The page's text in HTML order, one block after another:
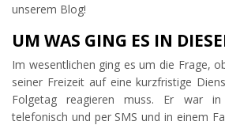
unserem Blog!
UM WAS GING ES IN
Im wesentlichen ging es um die Frage,
seiner Freizeit auf eine kurzfristige
Folgetag reagieren muss. Er war
telefonisch und per SMS und in einem